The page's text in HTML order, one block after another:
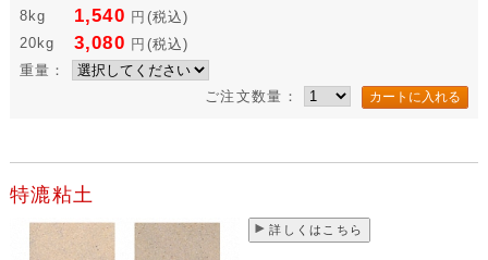
8kg
1,540 円 (税込)
20kg
3,080 円 (税込)
重量：
ご注文数量：
特漉粘土
詳しくはこちら